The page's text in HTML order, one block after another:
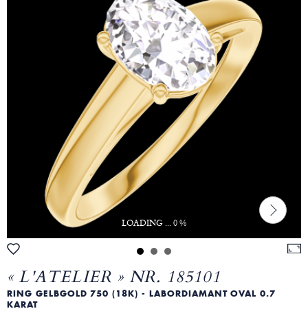
LOADING ... 0 %
« L'ATELIER » NR. 185101
RING GELBGOLD 750 (18K) - LABORDIAMANT OVAL 0.7
KARAT